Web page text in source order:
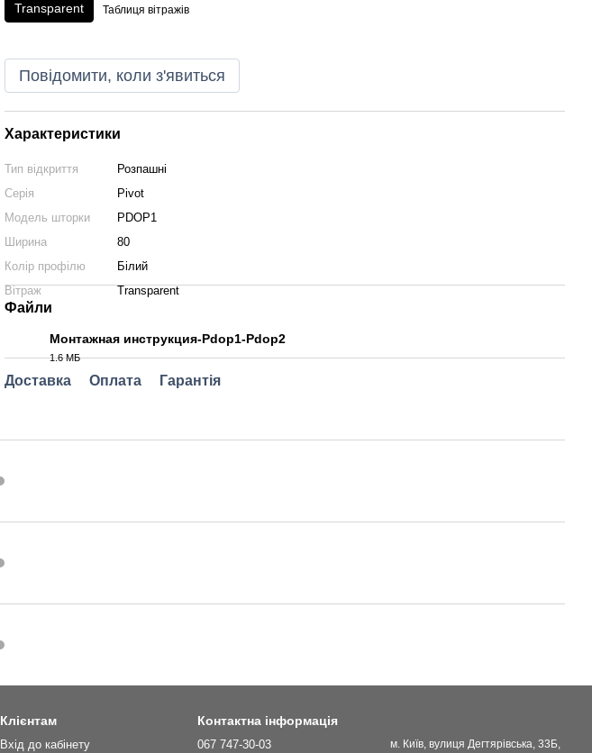
Transparent Таблиця вітражів
Повідомити, коли з'явиться
Характеристики
Тип відкриття
Розпашні
Серія
Pivot
Модель шторки
PDOP1
Ширина
80
Колір профілю
Білий
Вітраж
Transparent
Файли
Монтажная инструкция-Pdop1-Pdop2
1.6 МБ
Доставка Оплата Гарантія
Клієнтам
Вхід до кабінету
Контактна інформація
067 747-30-03
м. Київ, вулиця Дегтярівська, 33Б,